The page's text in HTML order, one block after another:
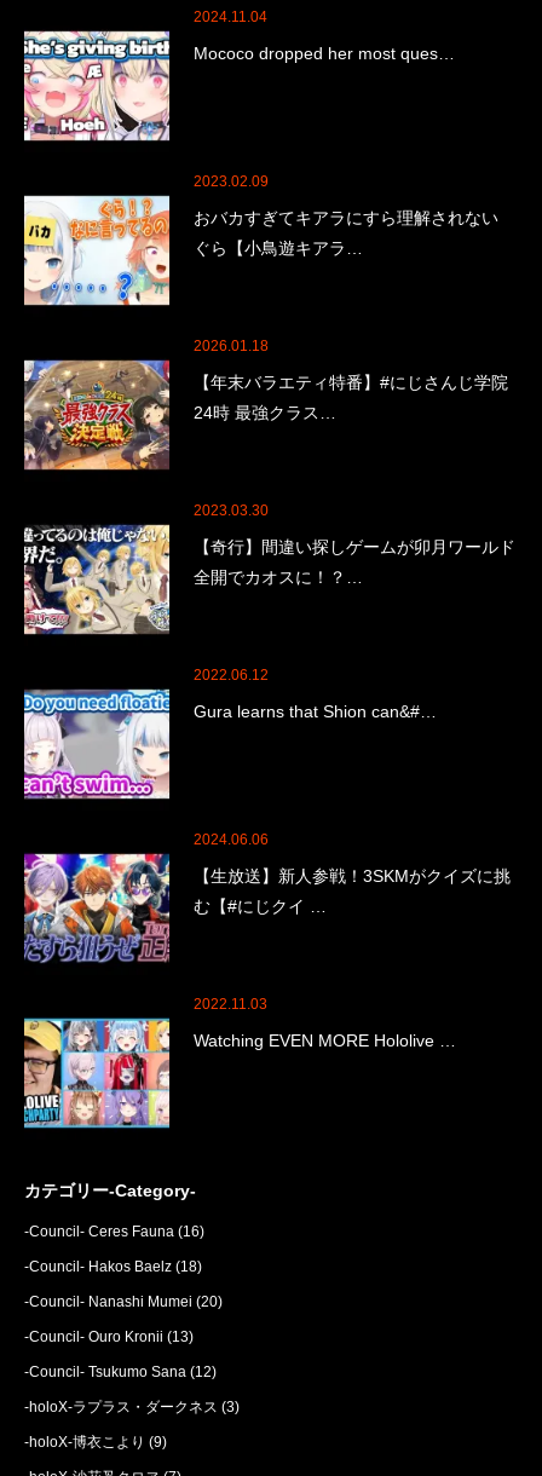
2024.11.04
Mococo dropped her most ques…
2023.02.09
おバカすぎてキアラにすら理解されない
ぐら【小鳥遊キアラ…
2026.01.18
【年末バラエティ特番】#にじさんじ学院
24時 最強クラス…
2023.03.30
【奇行】間違い探しゲームが卯月ワールド
全開でカオスに！？…
2022.06.12
Gura learns that Shion can&#…
2024.06.06
【生放送】新人参戦！3SKMがクイズに挑
む【#にじクイ …
2022.11.03
Watching EVEN MORE Hololive …
カテゴリー-Category-
-Council- Ceres Fauna (16)
-Council- Hakos Baelz (18)
-Council- Nanashi Mumei (20)
-Council- Ouro Kronii (13)
-Council- Tsukumo Sana (12)
-holoX-ラプラス・ダークネス (3)
-holoX-博衣こより (9)